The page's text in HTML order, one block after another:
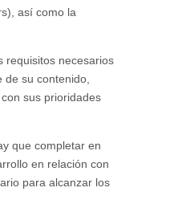
así como la
requisitos necesarios
su contenido,
sus prioridades
que completar en
en relación con
para alcanzar los